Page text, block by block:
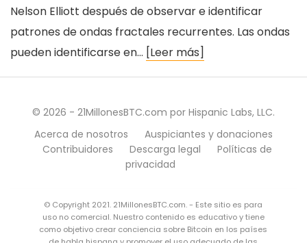
Nelson Elliott después de observar e identificar
patrones de ondas fractales recurrentes. Las ondas
pueden identificarse en… [Leer más]
© 2026 - 21MillonesBTC.com por Hispanic Labs, LLC.
Acerca de nosotros
Auspiciantes y donaciones
Contribuidores
Descarga legal
Políticas de
privacidad
© Copyright 2021. 21MillonesBTC.com. - Este sitio es para
uso no comercial. Nuestro contenido es educativo y tiene
como objetivo crear conciencia sobre Bitcoin en los países